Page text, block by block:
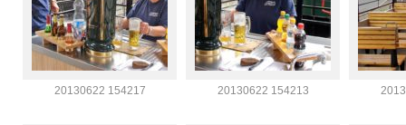
20130622 154217 20130622 154213